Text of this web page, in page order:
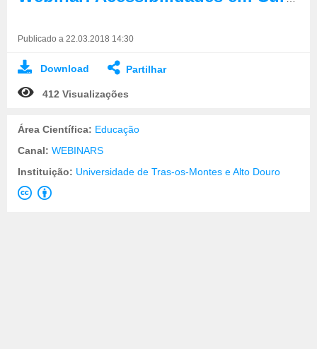
Publicado a 22.03.2018 14:30
Download Partilhar
412 Visualizações
Área Científica: Educação
Canal: WEBINARS
Instituição: Universidade de Tras-os-Montes e Alto Douro